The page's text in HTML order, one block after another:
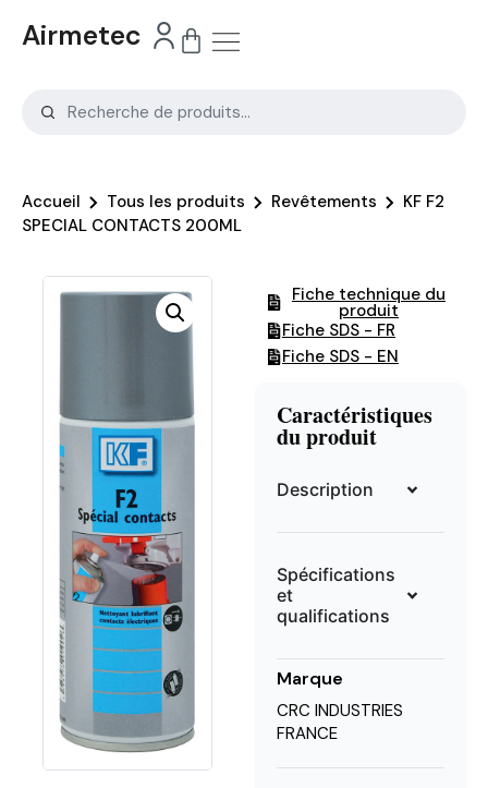
Airmetec
Accueil Tous les produits Revêtements
KF F2
SPECIAL CONTACTS 200ML
Fiche technique du
produit
Fiche SDS - FR
Fiche SDS - EN
Caractéristiques
du produit
Description
Spécifications
et
qualifications
Marque
CRC INDUSTRIES
FRANCE